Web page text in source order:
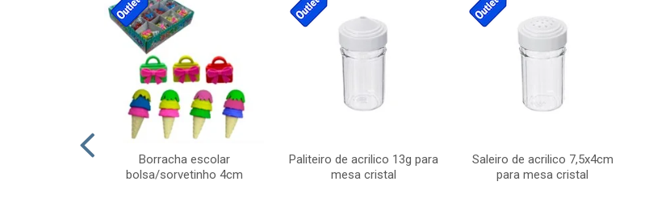
Borracha escolar
bolsa/sorvetinho 4cm
Paliteiro de acrilico 13g para
mesa cristal
Saleiro de acrilico 7,5x4cm
para mesa cristal